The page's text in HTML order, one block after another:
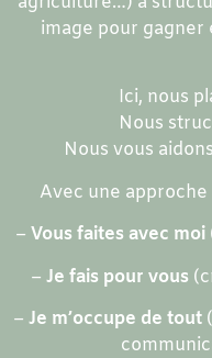
image pour
Ici, nous
Nous
Nous vous
Avec une
– Vous faites avec moi
– Je fais pour vous
– Je m’occupe de tout